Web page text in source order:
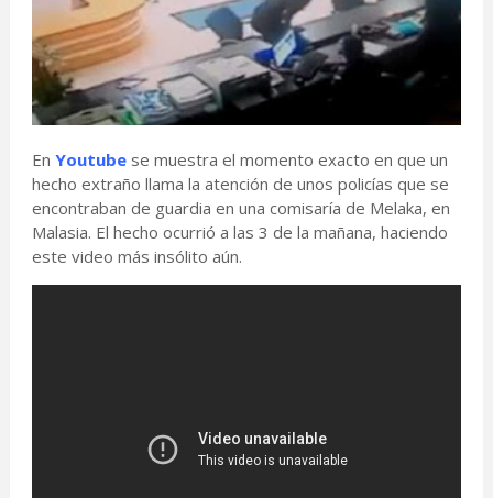
En Youtube se muestra el momento exacto en que un
hecho extraño llama la atención de unos policías que se
encontraban de guardia en una comisaría de Melaka, en
Malasia. El hecho ocurrió a las 3 de la mañana, haciendo
este video más insólito aún.